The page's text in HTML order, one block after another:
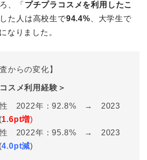
、「 プチプラコスメを利用したこ
た人は高校生で94.4% 、大学生で
なりました。
からの変化】
スメ利用経験＞
性 2022年：92.8% → 2023
1.6pt増)
性 2022年：95.8% → 2023
4.0pt減)